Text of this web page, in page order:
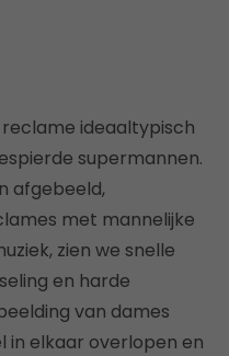
ideaaltypisch
supermannen.
afgebeeld,
met mannelijke
zien we snelle
en harde
van dames
in elkaar overlopen en